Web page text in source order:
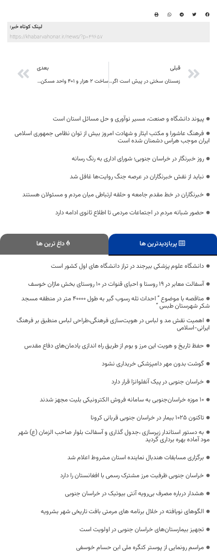
لینک کوتاه خبر:
https://khabarvahonar.ir/news/?p=49657
قبلی
زمستان سختی در پیش است اگر کرونا را عادی بگیریم
بعدی
ساخت ۲ هزار و ۴۰۱ واحد مسکن ملی در خراسان جنوبی آغاز شد
پیوند دانشگاه و صنعت، مسیر نوآوری و حل مسائل استان است
فرهنگ عاشورا و مکتب ایثار و شهادت امروز بیش از توان نظامی جمهوری اسلامی
ایران موجب هراس دشمنان شده است
روز خبرنگار در خراسان جنوبی؛ شورای اداری به رنگ رسانه
نباید از نقش خبرنگاران در عرصه جنگ روایت‌ها غافل شد
خبرنگاران در خط مقدم جامعه و حلقه ارتباطی میان مردم و مسئولان هستند
حضور شبانه مردم در اجتماعات مردمی تا اطلاع ثانوی ادامه دارد
پربازدیدترین ها داغ ترین ها
دانشگاه علوم پزشکی بیرجند در تراز دانشگاه های اول کشور است
آسفالت معابر در 19 روستا و احیای قنوات در 10 روستای بخش ماژان خوسف
مناقصه با موضوع ” احداث تله رسوب گیر به طول 40000 متر در منطقه مسجد
شکر شهرستان طبس “
اهمیت نقش مد و لباس در هویت‌سازی فرهنگی،طراحی لباس‌ منطبق بر فرهنگ
ایرانی-اسلامی
حفظ تاریخ و هویت این مرز و بوم از طریق راه اندازی یادمان‌های دفاع مقدس
گوشت بدون مهر دامپزشکی خریداری نشود
خراسان جنوبی در پیک آنفلوانزا قرار دارد
۱۰ موزه خراسان‌جنوبی به سامانه فروش الکترونیکی بلیت مجهز شدند
تاکنون ۱۰۲۵ بیمار در خراسان جنوبی قربانی کرونا
به دستور استاندار زیرسازی ،جدول گذاری و آسفالت بلوار صاحب الزمان (ع) شهر
مود آماده بهره برداری گردید
برگزاری مسابقات هندبال نماینده استان مشروط اعلام شد
خراسان جنوبی ظرفیت مرز مشترک رسمی با افغانستان را دارد
هشدار درباره مصرف بی‌رویه آنتی بیوتیک در خراسان جنوبی
الگوهای نویافته در خلال برنامه های مرمتی بافت تاریخی شهر بشرویه
تجهیز بیمارستان‌های خراسان جنوبی در اولویت است
مراسم رونمایی از پوستر کنگره ملی ابن حسام خوسفی